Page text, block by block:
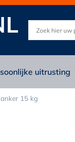
uitrusting
15 kg